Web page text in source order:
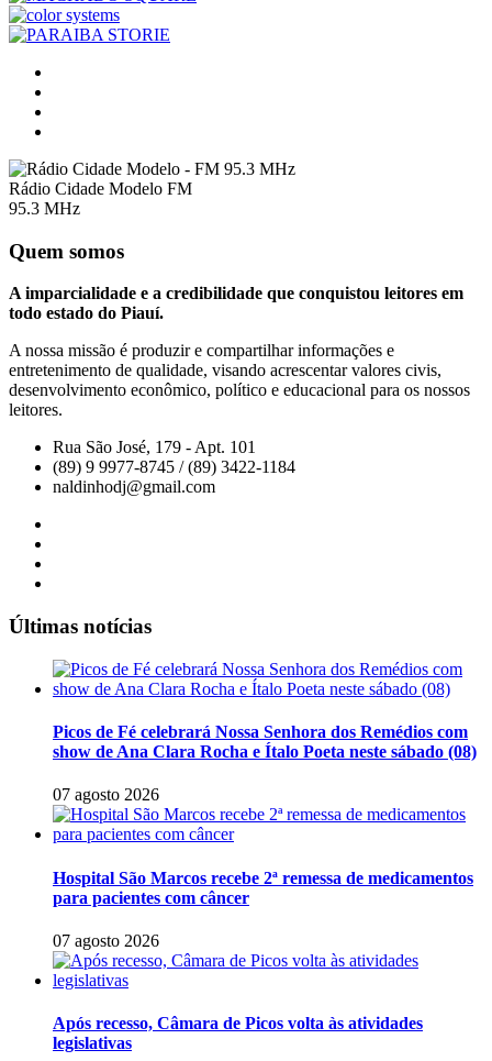
Rádio Cidade Modelo FM
95.3 MHz
Quem somos
A imparcialidade e a credibilidade que conquistou leitores em
todo estado do Piauí.
A nossa missão é produzir e compartilhar informações e
entretenimento de qualidade, visando acrescentar valores civis,
desenvolvimento econômico, político e educacional para os nossos
leitores.
Rua São José, 179 - Apt. 101
(89) 9 9977-8745 / (89) 3422-1184
naldinhodj@gmail.com
Últimas notícias
Picos de Fé celebrará Nossa Senhora dos Remédios com
show de Ana Clara Rocha e Ítalo Poeta neste sábado (08)
07 agosto 2026
Hospital São Marcos recebe 2ª remessa de medicamentos
para pacientes com câncer
07 agosto 2026
Após recesso, Câmara de Picos volta às atividades
legislativas